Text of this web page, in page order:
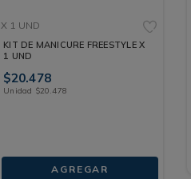
X 1 UND
KIT DE MANICURE FREESTYLE X
1 UND
$20.478
Unidad $20.478
AGREGAR